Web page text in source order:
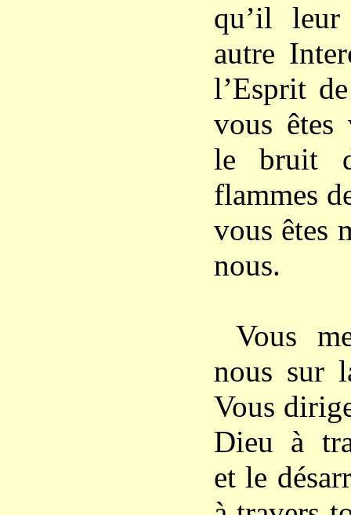
qu’il
autre
l’Esprit
vous êtes
le bruit
flammes
vous êtes
nous.
Vous
nous sur
Vous
Dieu à
et le